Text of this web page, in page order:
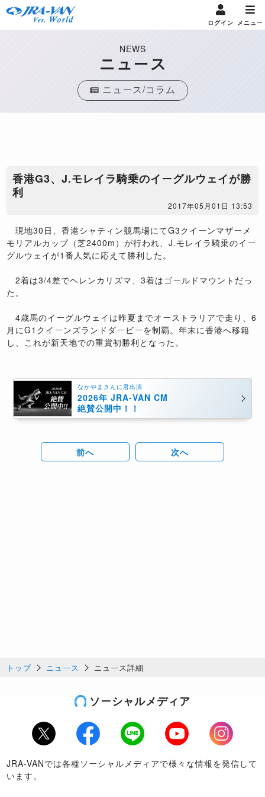
ログイン メニュー
NEWS
ニュース
ニュース/コラム
香港G3、J.モレイラ騎乗のイーグルウェイが勝
利
2017年05月01日 13:53
現地30日、香港シャティン競馬場にてG3クイーンマザーメ
モリアルカップ（芝2400m）が行われ、J.モレイラ騎乗のイー
グルウェイが1番人気に応えて勝利した。
2着は3/4差でヘレンカリズマ、3着はゴールドマウントだっ
た。
4歳馬のイーグルウェイは昨夏までオーストラリアで走り、6
月にG1クイーンズランドダービーを制覇。年末に香港へ移籍
し、これが新天地での重賞初勝利となった。
なかやまきんに君出演
2026年 JRA-VAN CM
絶賛公開中！！
前へ 次へ
トップ ニュース ニュース詳細
ソーシャルメディア
Twitter Facebook LINE Youtube
Instagram
JRA-VANでは各種ソーシャルメディアで様々な情報を発信して
います。